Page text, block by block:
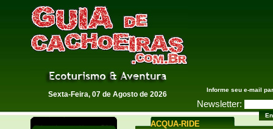
Guia de Cachoeiras
Sexta-Feira, 07 de Agosto de 2026
Informe seu e-mail
Newsletter:
ACQUA-RIDE